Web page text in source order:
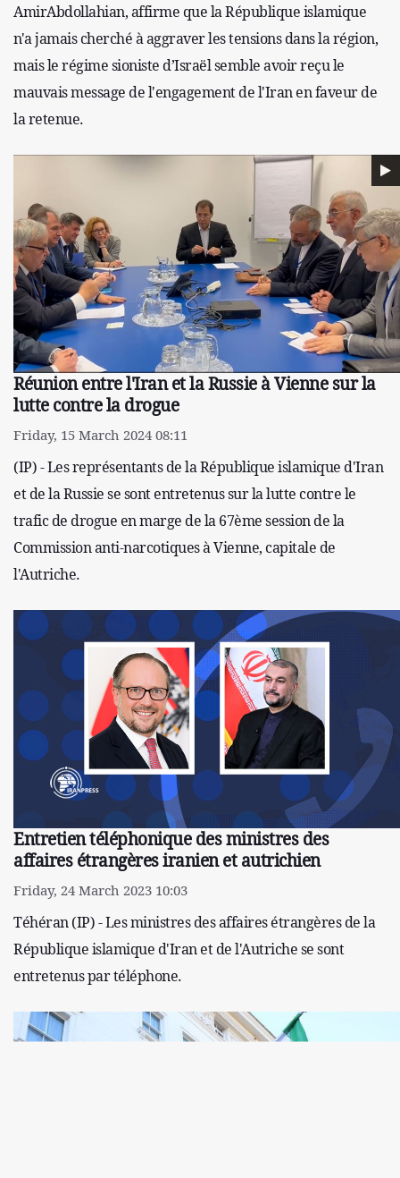
AmirAbdollahian, affirme que la République islamique
n'a jamais cherché à aggraver les tensions dans la région,
mais le régime sioniste d’Israël semble avoir reçu le
mauvais message de l'engagement de l'Iran en faveur de
la retenue.
Réunion entre l'Iran et la Russie à Vienne sur la
lutte contre la drogue
Friday, 15 March 2024 08:11
(IP) - Les représentants de la République islamique d'Iran
et de la Russie se sont entretenus sur la lutte contre le
trafic de drogue en marge de la 67ème session de la
Commission anti-narcotiques à Vienne, capitale de
l'Autriche.
Entretien téléphonique des ministres des
affaires étrangères iranien et autrichien
Friday, 24 March 2023 10:03
Téhéran (IP) - Les ministres des affaires étrangères de la
République islamique d'Iran et de l'Autriche se sont
entretenus par téléphone.